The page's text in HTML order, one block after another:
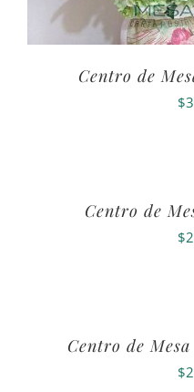
Centro de
$
Centro de
$
Centro de
$